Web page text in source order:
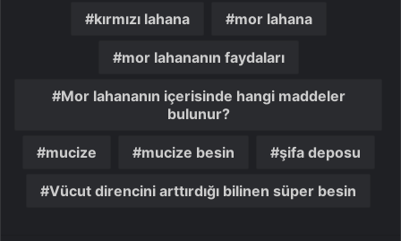
kırmızı lahana mor lahana
mor lahananın faydaları
Mor lahananın içerisinde hangi maddeler
bulunur?
mucize mucize besin şifa deposu
Vücut direncini arttırdığı bilinen süper besin